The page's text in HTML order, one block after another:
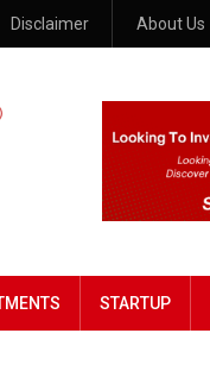
Disclaimer About Us
STARTUP